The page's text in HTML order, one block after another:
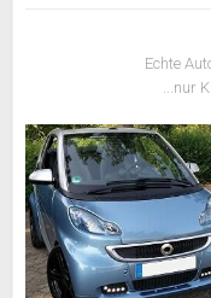
Echte
...nur